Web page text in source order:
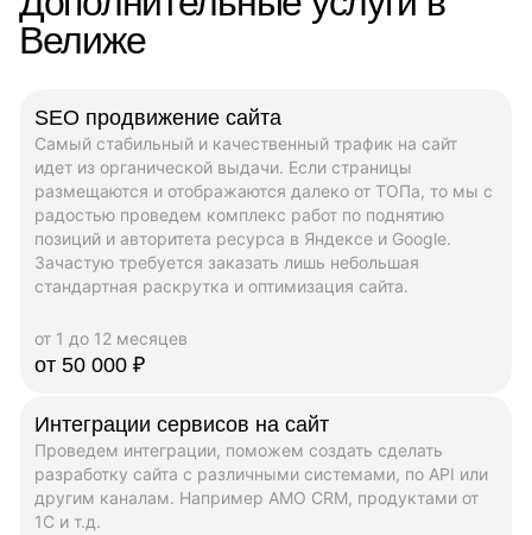
Велиже
SEO продвижение сайта
Самый стабильный и качественный трафик на сайт
идет из органической выдачи. Если страницы
размещаются и отображаются далеко от ТОПа, то мы с
радостью проведем комплекс работ по поднятию
позиций и авторитета ресурса в Яндексе и Google.
Зачастую требуется заказать лишь небольшая
стандартная раскрутка и оптимизация сайта.
от 1 до 12 месяцев
от 50 000 ₽
Интеграции сервисов на сайт
Проведем интеграции, поможем создать сделать
разработку сайта с различными системами, по API или
другим каналам. Например AMO CRM, продуктами от
1C и т.д.